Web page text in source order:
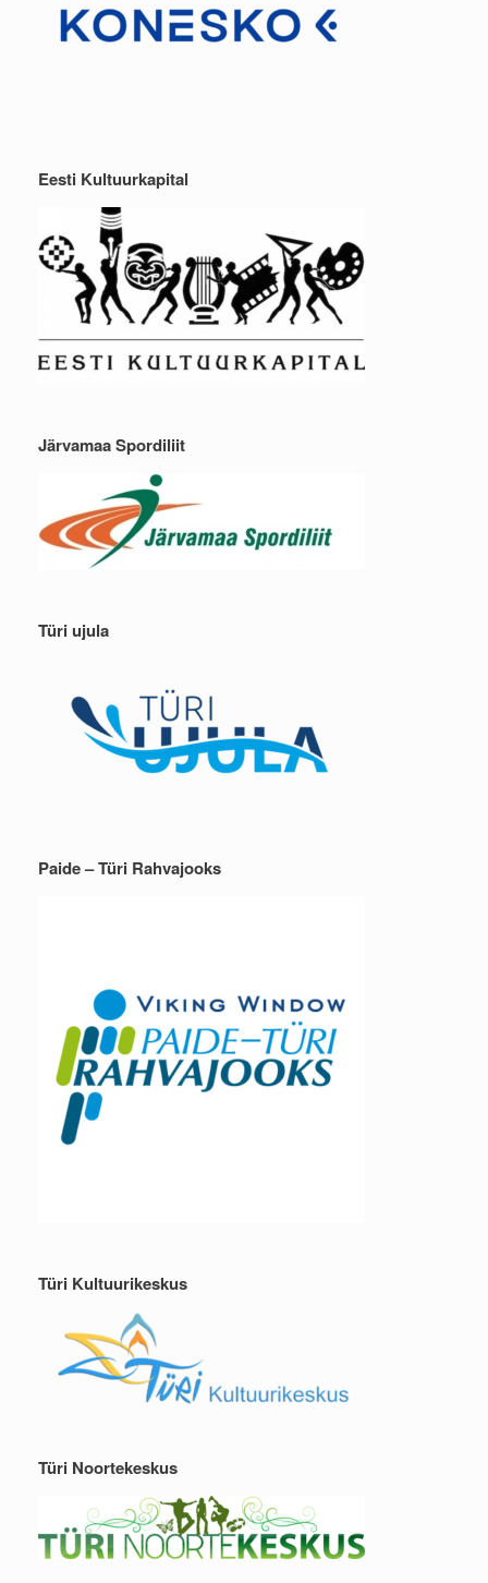
Eesti Kultuurkapital
Järvamaa Spordiliit
Türi ujula
Paide – Türi Rahvajooks
Türi Kultuurikeskus
Türi Noortekeskus